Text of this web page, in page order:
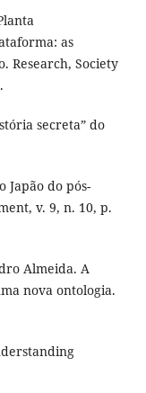
as
Research, Society
secreta” do
Japão do pós-
v. 9, n. 10, p.
Almeida. A
nova ontologia.